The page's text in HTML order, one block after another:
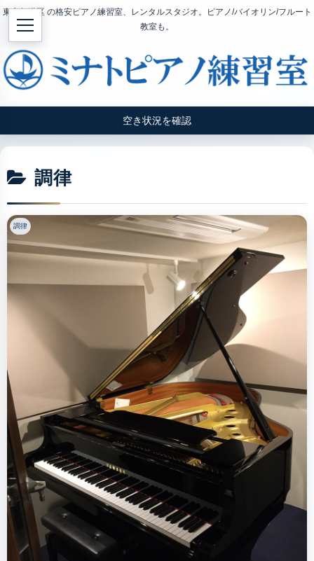
東京都港区 の格安ピアノ練習室、レンタルスタジオ。ピアノ/バイオリン/フルート
教室も。
空き状況を確認
調律
調律